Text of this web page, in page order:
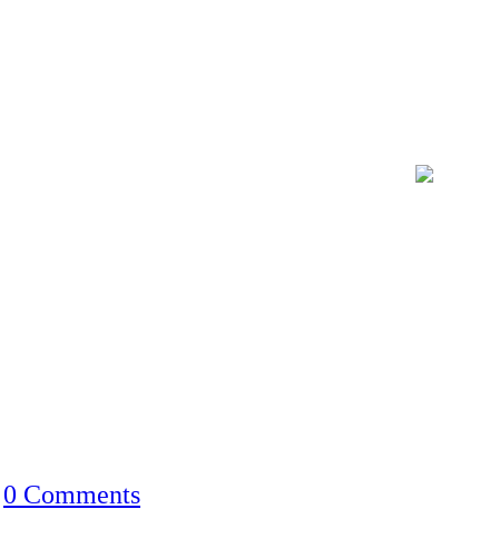
0 Comments